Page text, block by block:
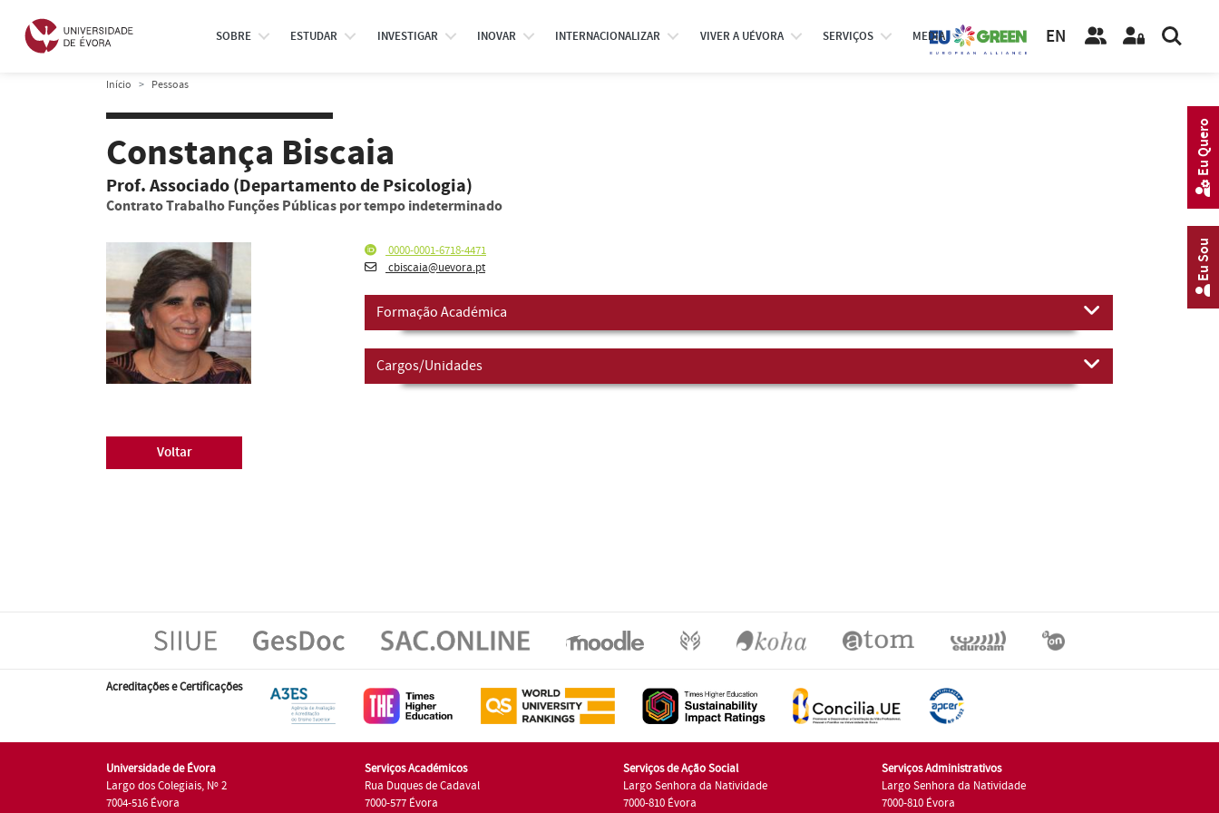
SOBRE ESTUDAR INVESTIGAR INOVAR INTERNACIONALIZAR VIVER A UÉVORA SERVIÇOS MEDIA EN
Início Pessoas
Constança Biscaia
Prof. Associado (Departamento de Psicologia)
Contrato Trabalho Funções Públicas por tempo indeterminado
0000-0001-6718-4471
cbiscaia@uevora.pt
Formação Académica
Cargos/Unidades
Voltar
Acreditações e Certificações
Universidade de Évora
Largo dos Colegiais, Nº 2
7004-516 Évora
Serviços Académicos
Rua Duques de Cadaval
7000-577 Évora
Serviços de Ação Social
Largo Senhora da Natividade
7000-810 Évora
Serviços Administrativos
Largo Senhora da Natividade
7000-810 Évora
Eu Sou
Eu Quero